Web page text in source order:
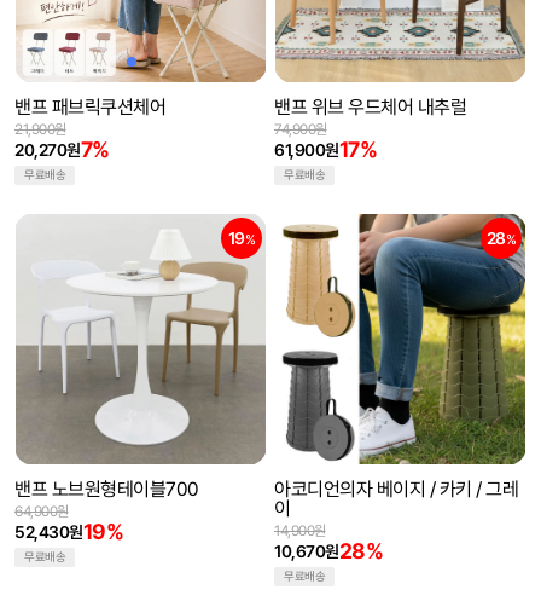
밴프 패브릭쿠션체어
20,270원7%
21,900원
무료배송
밴프 위브 우드체어 내추럴
61,900원17%
74,900원
무료배송
19%
밴프 노브원형테이블700
52,430원19%
64,900원
무료배송
28%
아코디언의자 베이지 / 카키 / 그레
이
10,670원28%
14,900원
무료배송